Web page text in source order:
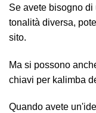
Se avete bisogno
tonalità diversa,
sito.
Ma si possono
chiavi per kalimba
Quando avete